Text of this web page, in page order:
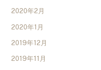
2020年2月
2020年1月
2019年12月
2019年11月